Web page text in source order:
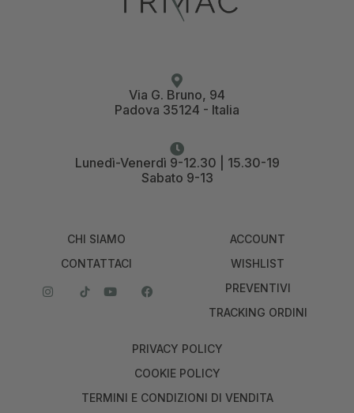
Via G. Bruno, 94
Padova 35124 - Italia
Lunedì-Venerdì 9-12.30 | 15.30-19
Sabato 9-13
CHI SIAMO
CONTATTACI
ACCOUNT
WISHLIST
PREVENTIVI
TRACKING ORDINI
PRIVACY POLICY
COOKIE POLICY
TERMINI E CONDIZIONI DI VENDITA